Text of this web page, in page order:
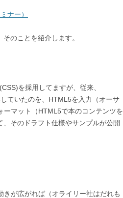
ナー）
のことを紹介します。
(CSS)を採用してますが、従来、
ていたのを、HTML5を入力（オーサ
ーマット（HTML5で本のコンテンツを
そのドラフト仕様やサンプルが公開
が広がれば（オライリー社はだれも